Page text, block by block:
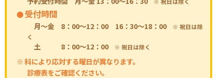
受付時間
月〜金 8：00〜12：00 16：30～18：00※ 祝日は除
く
土 8：00〜12：00※ 祝日は除く
※ 科により応対する曜日が異なります。
診療表をご確認ください。